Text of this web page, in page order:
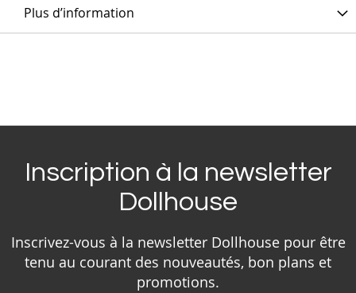
Plus d’information
Inscription à la newsletter
Dollhouse
Inscrivez-vous à la newsletter Dollhouse pour être
tenu au courant des nouveautés, bon plans et
promotions.